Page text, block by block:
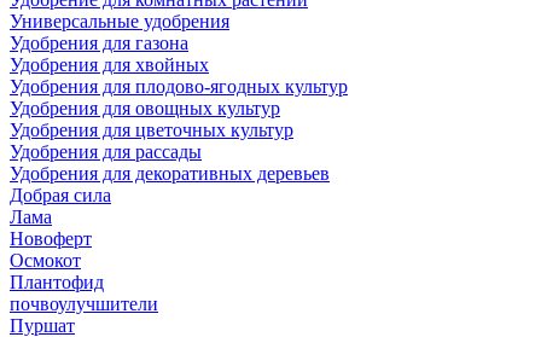
Универсальные удобрения
Удобрения для газона
Удобрения для хвойных
Удобрения для плодово-ягодных культур
Удобрения для овощных культур
Удобрения для цветочных культур
Удобрения для рассады
Удобрения для декоративных деревьев
Добрая сила
Лама
Новоферт
Осмокот
Плантофид
почвоулучшители
Пуршат